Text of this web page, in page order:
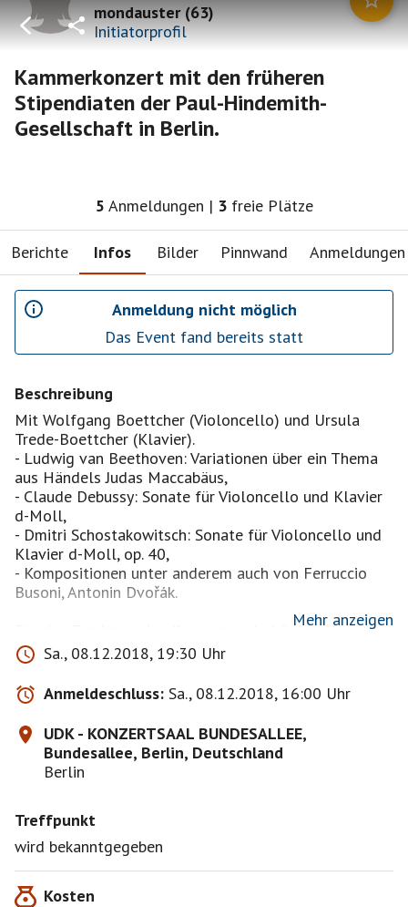
mondauster(63)
Initiatorprofil
Kammerkonzert mit den früheren
Stipendiaten der Paul-Hindemith-
Gesellschaft in Berlin.
5 Anmeldungen | 3 freie Plätze
Berichte Infos Bilder Pinnwand Anmeldungen
Anmeldung nicht möglich
Das Event fand bereits statt
Beschreibung
Mit Wolfgang Boettcher (Violoncello) und Ursula
Trede-Boettcher (Klavier).
- Ludwig van Beethoven: Variationen über ein Thema
aus Händels Judas Maccabäus,
- Claude Debussy: Sonate für Violoncello und Klavier
d-Moll,
- Dmitri Schostakowitsch: Sonate für Violoncello und
Klavier d-Moll, op. 40,
- Kompositionen unter anderem auch von Ferruccio
Busoni, Antonin Dvořák.
Für den Zutritt zu den Konzerten sind (kostenfreie)
Einlasskarten erforderlich. Deren Reservierung ist
möglich über das Internet -
dort unter "Konzerte"-, per E-Mail unter
konzerte@hindemithberlin.de, telefonisch: 030 8866
9195 (nur Anrufbeantworter) oder per Fax unter 030-
8178 9345.
Mehr anzeigen
Sa., 08.12.2018, 19:30 Uhr
Anmeldeschluss: Sa., 08.12.2018, 16:00 Uhr
UDK - KONZERTSAAL BUNDESALLEE,
Bundesallee, Berlin, Deutschland
Berlin
Treffpunkt
wird bekanntgegeben
Kosten